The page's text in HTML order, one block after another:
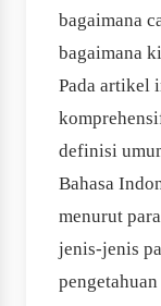
bagaimana
bagaimana
Pada artikel
definisi
Bahasa
menurut
jenis-jenis